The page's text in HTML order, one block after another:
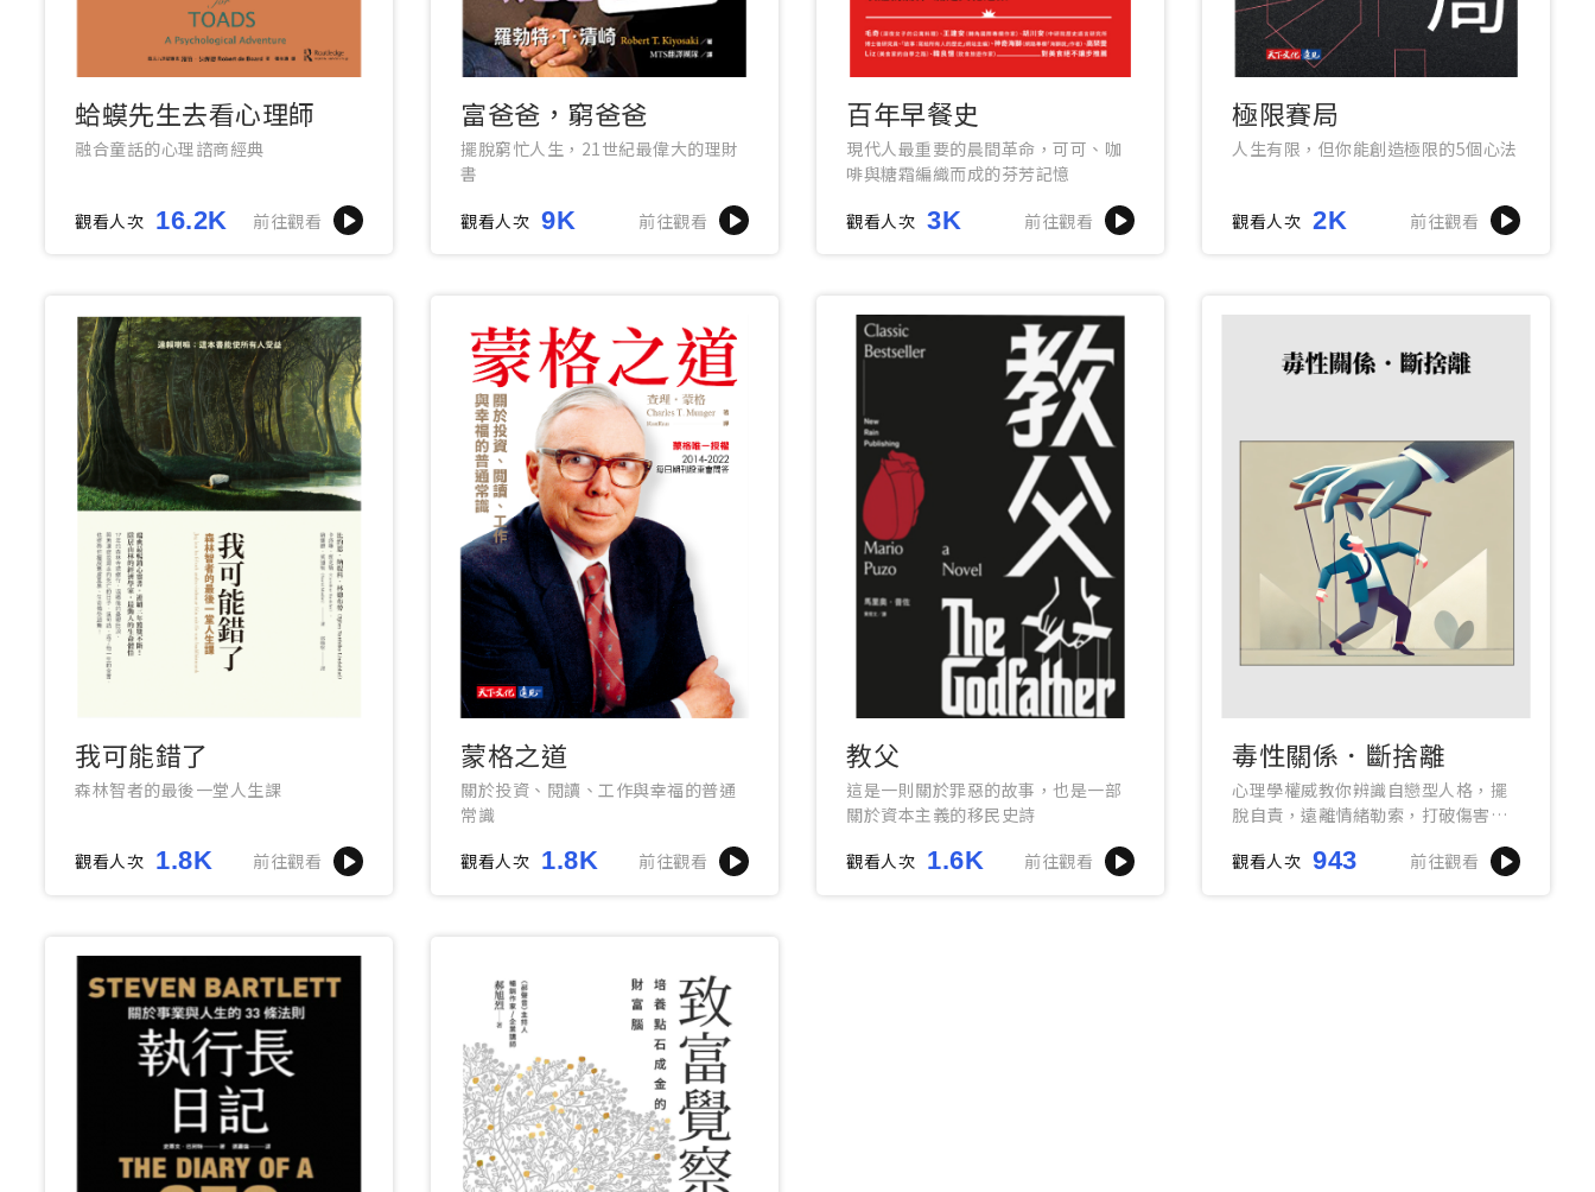
蛤蟆先生去看心理師
融合童話的心理諮商經典
觀看人次 16.2K 前往觀看
富爸爸，窮爸爸
擺脫窮忙人生，21世紀最偉大的理財
書
觀看人次 9K 前往觀看
百年早餐史
現代人最重要的晨間革命，可可、咖
啡與糖霜編織而成的芬芳記憶
觀看人次 3K 前往觀看
極限賽局
人生有限，但你能創造極限的5個心法
觀看人次 2K 前往觀看
我可能錯了
森林智者的最後一堂人生課
觀看人次 1.8K 前往觀看
蒙格之道
關於投資、閱讀、工作與幸福的普通
常識
觀看人次 1.8K 前往觀看
教父
這是一則關於罪惡的故事，也是一部
關於資本主義的移民史詩
觀看人次 1.6K 前往觀看
毒性關係．斷捨離
心理學權威教你辨識自戀型人格，擺
脫自責，遠離情緒勒索，打破傷害循
觀看人次 943 前往觀看